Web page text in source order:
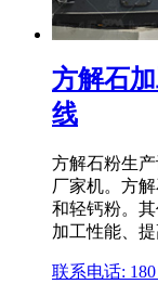
方解石
线
方解石粉生
厂家机。方
和轻钙粉。
加工性能、
联系电话: 180